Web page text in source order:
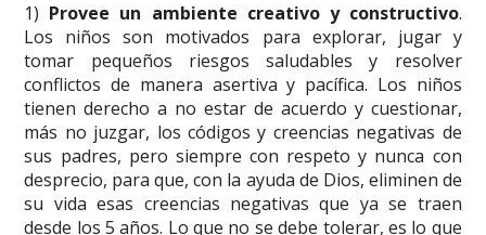
1) Provee un ambiente creativo y constructivo.
Los niños son motivados para explorar, jugar y
tomar pequeños riesgos saludables y resolver
conflictos de manera asertiva y pacífica. Los niños
tienen derecho a no estar de acuerdo y cuestionar,
más no juzgar, los códigos y creencias negativas de
sus padres, pero siempre con respeto y nunca con
desprecio, para que, con la ayuda de Dios, eliminen de
su vida esas creencias negativas que ya se traen
desde los 5 años. Lo que no se debe tolerar, es lo que